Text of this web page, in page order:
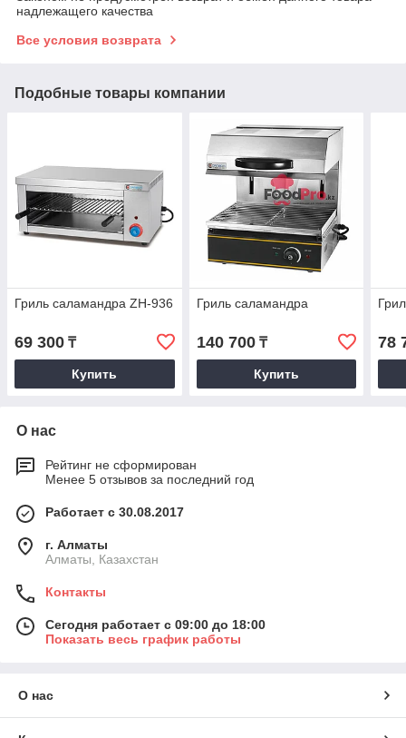
надлежащего качества
Все условия возврата
Подобные товары компании
Гриль саламандра ZH-936
69 300 ₸
Купить
Гриль саламандра
140 700₸
Купить
78
О нас
Рейтинг не сформирован
Менее 5 отзывов за последний год
Работает с 30.08.2017
г. Алматы
Алматы, Казахстан
Контакты
Сегодня работает с 09:00 до 18:00
Показать весь график работы
О нас